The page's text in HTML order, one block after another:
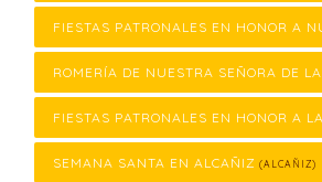
FIESTAS PATRONALES EN HONOR A
ROMERÍA DE NUESTRA SEÑORA DE
FIESTAS PATRONALES EN HONOR A
SEMANA SANTA EN ALCAÑIZ (ALCAÑIZ)